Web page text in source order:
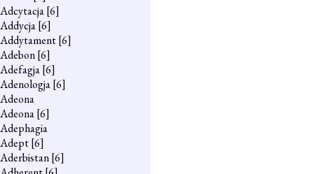
Adcytacja[6]
Addycja[6]
Addytament[6]
Adebon[6]
Adefagja[6]
Adenologja[6]
Adeona
Adeona[6]
Adephagia
Adept[6]
Aderbistan[6]